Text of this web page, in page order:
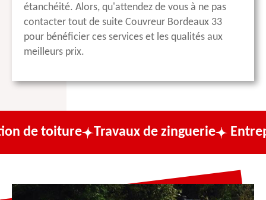
étanchéité. Alors, qu'attendez de vous à ne pas
contacter tout de suite Couvreur Bordeaux 33
pour bénéficier ces services et les qualités aux
meilleurs prix.
Travaux de zinguerie Entreprise de